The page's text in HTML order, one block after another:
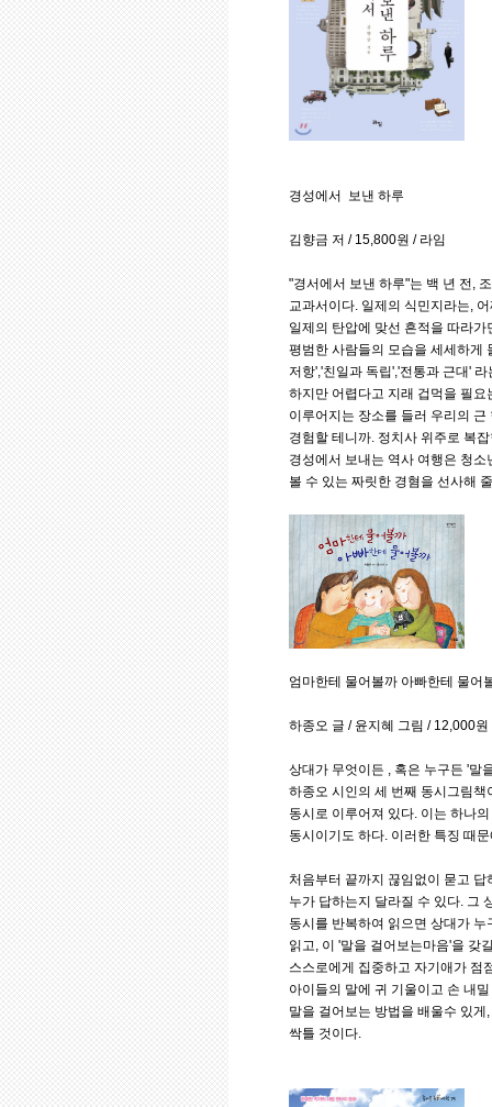
경성에서 보낸 하루
김향금 저 / 15,800원 / 라임
"경서에서 보낸 하루"는 백 년 전,
교과서이다. 일제의 식민지라는,
일제의 탄압에 맞선 흔적을 따라
평범한 사람들의 모습을 세세하게
저항','친일과 독립','전통과 근대'
하지만 어렵다고 지래 겁먹을 필
이루어지는 장소를 들러 우리의
경험할 테니까. 정치사 위주로 복
경성에서 보내는 역사 여행은 청
볼 수 있는 짜릿한 경혐을 선사해
엄마한테 물어볼까 아빠한테 물어
하종오 글 / 윤지혜 그림 / 12,000원
상대가 무엇이든 , 혹은 누구든 '말
하종오 시인의 세 번째 동시그림
동시로 이루어져 있다. 이는 하나
동시이기도 하다. 이러한 특징 때
처음부터 끝까지 끊임없이 묻고
누가 답하는지 달라질 수 있다. 그
동시를 반복하여 읽으면 상대가
읽고, 이 '말을 걸어보는마음'을 갖
스스로에게 집중하고 자기애가 점
아이들의 말에 귀 기울이고 손 내
말을 걸어보는 방법을 배울수 있
싹틀 것이다.